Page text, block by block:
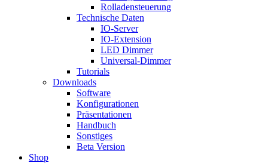
Rolladensteuerung
Technische Daten
IO-Server
IO-Extension
LED Dimmer
Universal-Dimmer
Tutorials
Downloads
Software
Konfigurationen
Präsentationen
Handbuch
Sonstiges
Beta Version
Shop